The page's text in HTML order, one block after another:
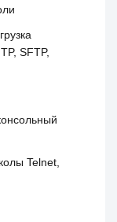
SFTP,
Telnet,